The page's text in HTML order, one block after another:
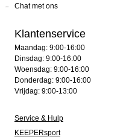
Chat met ons
Klantenservice
Maandag: 9:00-16:00
Dinsdag: 9:00-16:00
Woensdag: 9:00-16:00
Donderdag: 9:00-16:00
Vrijdag: 9:00-13:00
Service & Hulp
KEEPERsport